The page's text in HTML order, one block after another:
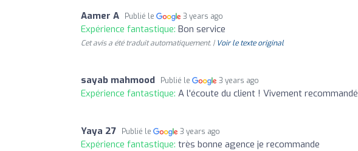
Aamer A Publié le 3 years ago
Expérience fantastique: Bon service
Cet avis a été traduit automatiquement. | Voir le texte original
sayab mahmood Publié le 3 years ago
Expérience fantastique: A l'écoute du client ! Vivement recommandé
Yaya 27 Publié le 3 years ago
Expérience fantastique: très bonne agence je recommande